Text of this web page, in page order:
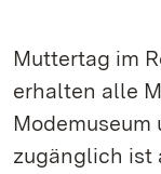
Muttertag im
erhalten alle
Modemuseum
zugänglich ist